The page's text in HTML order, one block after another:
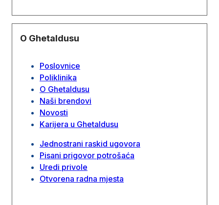
O Ghetaldusu
Poslovnice
Poliklinika
O Ghetaldusu
Naši brendovi
Novosti
Karijera u Ghetaldusu
Jednostrani raskid ugovora
Pisani prigovor potrošaća
Uredi privole
Otvorena radna mjesta